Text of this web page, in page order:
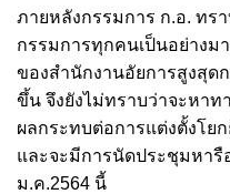
ภายหลังกรรมการ ก.อ. ทร
กรรมการทุกคนเป็นอย่างม
ของสำนักงานอัยการสูงสุด
ขึ้น จึงยังไม่ทราบว่าจะหาท
ผลกระทบต่อการแต่งตั้งโย
และจะมีการนัดประชุมหารื
ม.ค.2564 นี้